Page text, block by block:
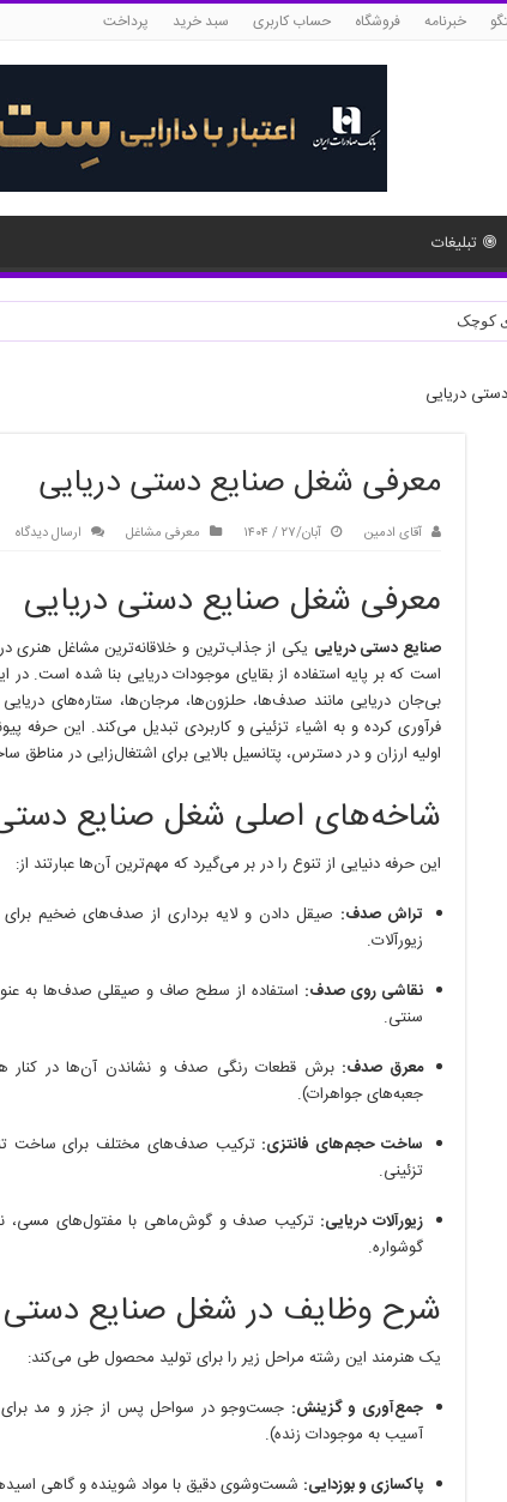
خبرنامه فروشگاه حساب کاربری سبد خرید پرداخت
تبلیغات
دریایی
معرفی شغل صنایع دستی دریایی
آقای ادمین آبان/۲۷ / ۱۴۰۴ معرفی مشاغل ارسال دیدگاه
معرفی شغل صنایع دستی دریایی
صنایع دستی دریایی یکی از جذاب‌ترین و خلاقانه‌ترین مشاغل هنری
است که بر پایه استفاده از بقایای موجودات دریایی بنا شده است.
بی‌جان دریایی مانند صدف‌ها، حلزون‌ها، مرجان‌ها، ستاره‌های
فرآوری کرده و به اشیاء تزئینی و کاربردی تبدیل می‌کند. این حرفه
اولیه ارزان و در دسترس، پتانسیل بالایی برای اشتغال‌زایی در مناطق
شاخه‌های اصلی شغل صنایع
این حرفه دنیایی از تنوع را در بر می‌گیرد که مهم‌ترین آن‌ها عبارتند از:
تراش صدف: صیقل دادن و لایه برداری از صدف‌های ضخیم
زیورآلات.
نقاشی روی صدف: استفاده از سطح صاف و صیقلی صدف‌ها به
سنتی.
معرق صدف: برش قطعات رنگی صدف و نشاندن آن‌ها در کنار
جعبه‌های جواهرات).
ساخت حجم‌های فانتزی: ترکیب صدف‌های مختلف برای ساخت
تزئینی.
زیورآلات دریایی: ترکیب صدف و گوش‌ماهی با مفتول‌های مسی،
گوشواره.
شرح وظایف در شغل صنایع دستی
یک هنرمند این رشته مراحل زیر را برای تولید محصول طی می‌کند:
جمع‌آوری و گزینش: جست‌وجو در سواحل پس از جزر و مد برای
آسیب به موجودات زنده).
پاکسازی و بوزدایی: شست‌وشوی دقیق با مواد شوینده و گاهی